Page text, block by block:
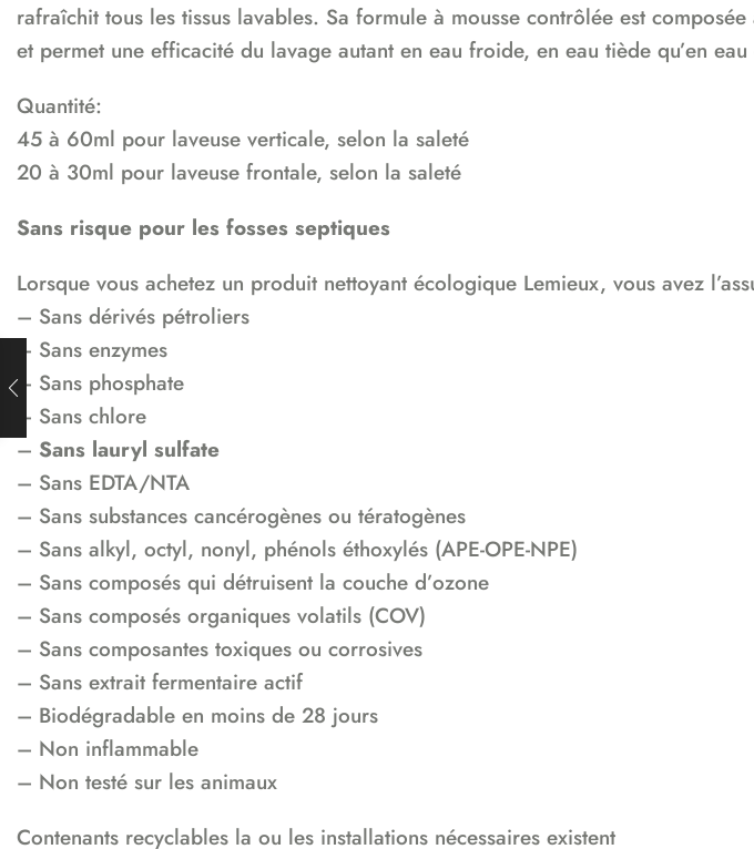
rafraîchit tous les tissus lavables. Sa formule à mousse contrôlée est
et permet une efficacité du lavage autant en eau froide, en eau tiède qu’en eau
Quantité:
45 à 60ml pour laveuse verticale, selon la saleté
20 à 30ml pour laveuse frontale, selon la saleté
Sans risque pour les fosses septiques
Lorsque vous achetez un produit nettoyant écologique Lemieux, vous avez
– Sans dérivés pétroliers
– Sans enzymes
– Sans phosphate
– Sans chlore
– Sans lauryl sulfate
– Sans EDTA/NTA
– Sans substances cancérogènes ou tératogènes
– Sans alkyl, octyl, nonyl, phénols éthoxylés (APE-OPE-NPE)
– Sans composés qui détruisent la couche d’ozone
– Sans composés organiques volatils (COV)
– Sans composantes toxiques ou corrosives
– Sans extrait fermentaire actif
– Biodégradable en moins de 28 jours
– Non inflammable
– Non testé sur les animaux
Contenants recyclables la ou les installations nécessaires existent